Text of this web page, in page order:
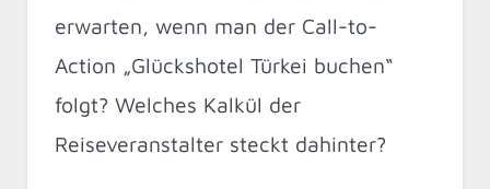
erwarten, wenn man der Call-to-
Action „Glückshotel Türkei buchen“
folgt? Welches Kalkül der
Reiseveranstalter steckt dahinter?